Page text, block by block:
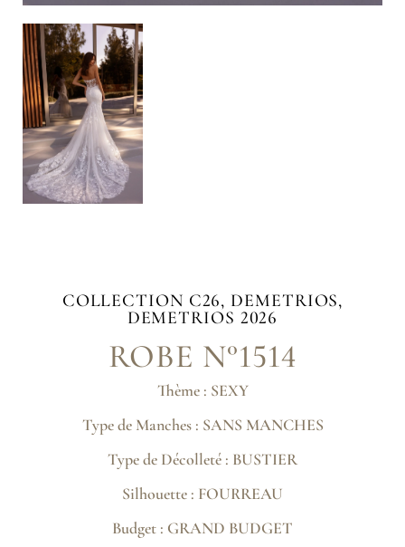
COLLECTION C26, DEMETRIOS,
DEMETRIOS 2026
ROBE N°1514
Thème : SEXY
Type de Manches : SANS MANCHES
Type de Décolleté : BUSTIER
Silhouette : FOURREAU
Budget : GRAND BUDGET